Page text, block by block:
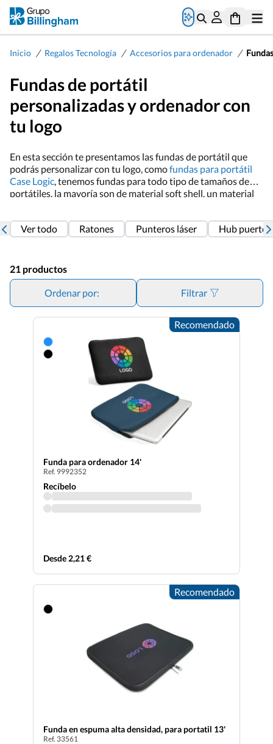
Inicio / Regalos Tecnología / Accesorios para ordenador /
Fundas de portátil
personalizadas y ordenador con
tu logo
En esta sección te presentamos las fundas de portátil que
podrás personalizar con tu logo, comofundas para portátil
Case Logic, tenemos fundas para todo tipo de tamaños de
portátiles, la mayoría son de material soft shell, un material
Personaliza estas fundas con el logo de tu empresa y haz una
campaña de marca. pero si quieres ver carteras, desde aqui
15.6 pulgadas y otras medidas
Ver todo Ratones Punteros láser Hub
21 productos
Ordenar por: Filtrar
Recomendado
Funda para ordenador 14'
Ref. 9992352
Recíbelo
Desde 2,21 €
Recomendado
Funda en espuma alta densidad, para portatil 13'
Ref. 33561